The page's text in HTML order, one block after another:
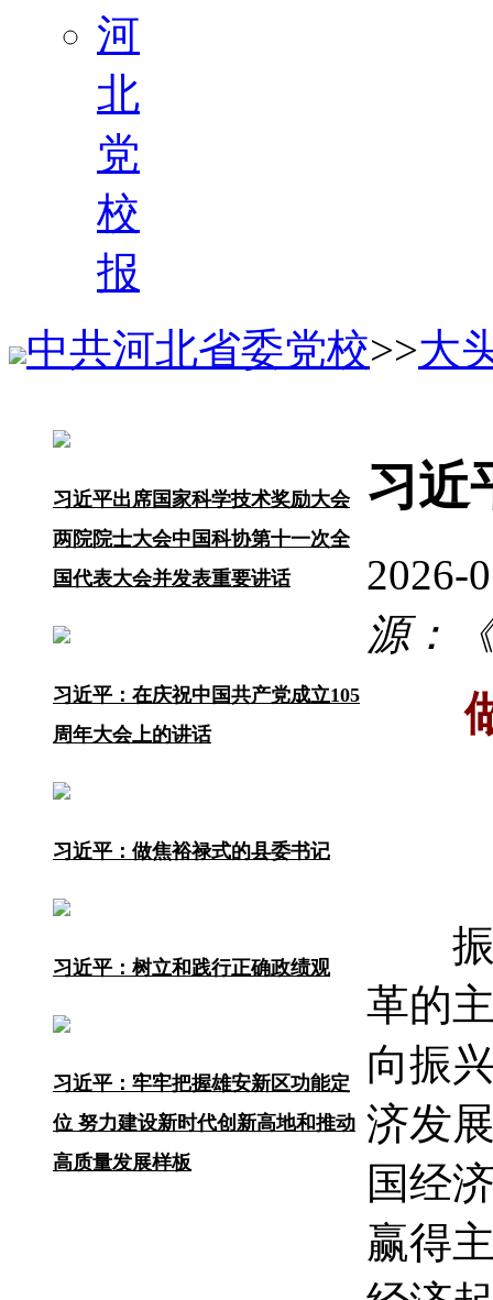
河
北
党
校
报
中共河北省委党校>>大
习近平出席国家科学技术奖励大会
两院院士大会中国科协第十一次全
国代表大会并发表重要讲话
习近平：在庆祝中国共产党成立105
周年大会上的讲话
习近平：做焦裕禄式的县委书记
习近平：树立和践行正确政绩观
习近平：牢牢把握雄安新区功能定
位 努力建设新时代创新高地和推动
高质量发展样板
习近
源：
振
革的
向振
济发
国经
赢得